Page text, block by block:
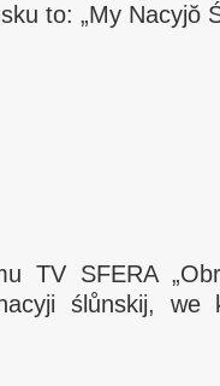
to: „My Nacyjŏ
TV SFERA
ślůnskij,